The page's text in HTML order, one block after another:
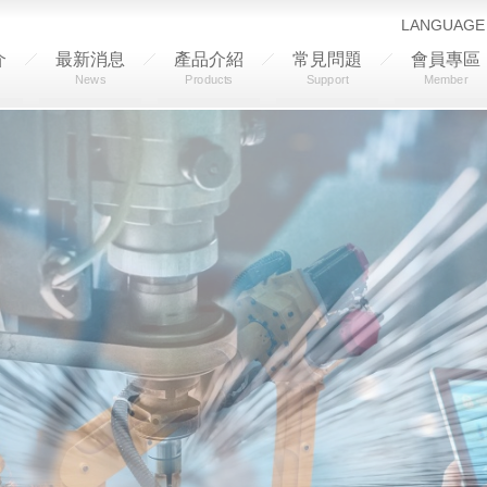
LANGUAGE
最新消息
News
產品介紹
Products
常見問題
Support
會員專區
Member